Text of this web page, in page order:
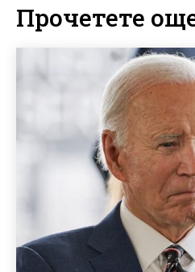
Прочетете